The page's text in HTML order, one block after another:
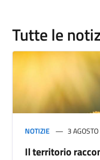
Tutte le
NOTIZIE 3
Il territorio